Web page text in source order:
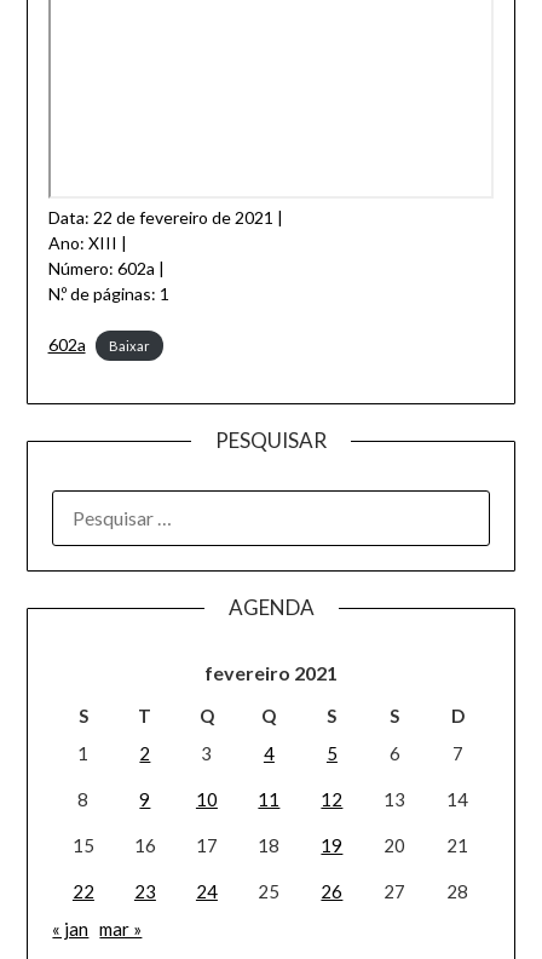
Data: 22 de fevereiro de 2021 |
Ano: XIII |
Número: 602a |
N.º de páginas: 1
602a Baixar
PESQUISAR
AGENDA
fevereiro 2021
S T Q Q S S
D
1
2 3 4 5 6 7
8 9 10 11 12 13 14
15 16 17 18 19 20 21
22 23 24 25 26 27
28
« jan mar »